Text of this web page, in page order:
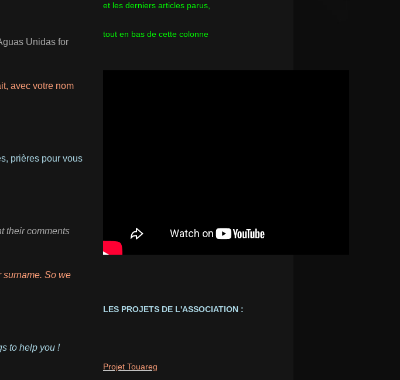
Unidas for
avec votre nom
prières pour vous
their comments
surname. So we
to help you !
et les derniers articles parus,
tout en bas de cette colonne
LES PROJETS DE L'ASSOCIATION :
Projet Touareg